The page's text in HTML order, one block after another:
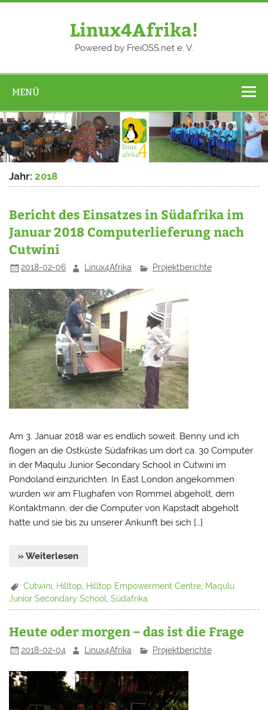
Zum
Linux4Afrika!
Powered by FreiOSS.net e. V.
MENÜ
Jahr:2018
Bericht des Einsatzes in Südafrika im
Januar 2018 Computerlieferung nach
Cutwini
2018-02-06 Linux4Afrika Projektberichte
Am 3. Januar 2018 war es endlich soweit. Benny und ich
flogen an die Ostküste Südafrikas um dort ca. 30 Computer
in der Maqulu Junior Secondary School in Cutwini im
Pondoland einzurichten. In East London angekommen
wurden wir am Flughafen von Rommel abgeholt, dem
Kontaktmann, der die Computer von Kapstadt abgeholt
hatte und sie bis zu unserer Ankunft bei sich […]
» Weiterlesen
Cutwini Hilltop Hilltop Empowerment Centre Maqulu
Junior Secondary School ,Südafrika
Heute oder morgen – das ist die Frage
2018-02-04 Linux4Afrika Projektberichte